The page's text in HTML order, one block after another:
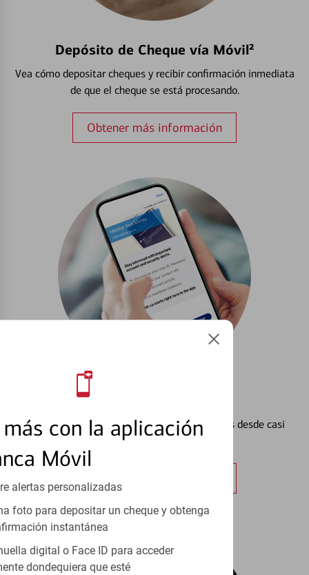
con la aplicación
Móvil
alertas personalizadas
foto para depositar un cheque y obtenga
instantánea
digital o Face ID para acceder
dondequiera que esté
Depósito de Cheque vía Móvil²
Vea cómo depositar cheques y recibir confirmación inmediata
de que el cheque se está procesando.
Obtener más información
Vea cómo mantener el control de sus finanzas desde casi
cualquier lugar.